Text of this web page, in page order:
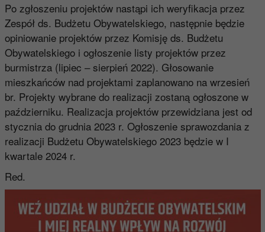
Po zgłoszeniu projektów nastąpi ich weryfikacja przez
Zespół ds. Budżetu Obywatelskiego, następnie będzie
opiniowanie projektów przez Komisję ds. Budżetu
Obywatelskiego i ogłoszenie listy projektów przez
burmistrza (lipiec – sierpień 2022). Głosowanie
mieszkańców nad projektami zaplanowano na wrzesień
br. Projekty wybrane do realizacji zostaną ogłoszone w
październiku. Realizacja projektów przewidziana jest od
stycznia do grudnia 2023 r. Ogłoszenie sprawozdania z
realizacji Budżetu Obywatelskiego 2023 będzie w I
kwartale 2024 r.
Red.